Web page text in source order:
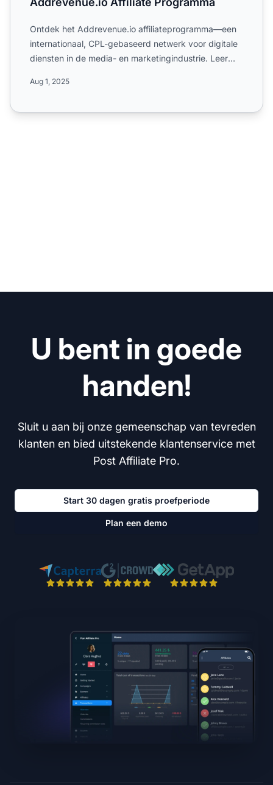
Ontdek het Addrevenue.io affiliateprogramma—een
internationaal, CPL-gebaseerd netwerk voor digitale
diensten in de media- en marketingindustrie. Leer
Aug 1, 2025
U bent in goede
handen!
Sluit u aan bij onze gemeenschap van tevreden
klanten en bied uitstekende klantenservice met
Post Affiliate Pro.
Start 30 dagen gratis proefperiode
Plan een demo